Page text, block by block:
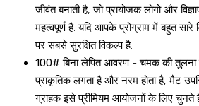
जीवंत बनाती है, जो प्रायोजक लोगो और
महत्वपूर्ण है. यदि आपके प्रोग्राम में बहुत सारे
पर सबसे सुरक्षित विकल्प है.
100# बिना लेपित आवरण- चमक की तुलना
प्राकृतिक लगता है और नरम होता है, मैट
ग्राहक इसे प्रीमियम आयोजनों के लिए चुनते